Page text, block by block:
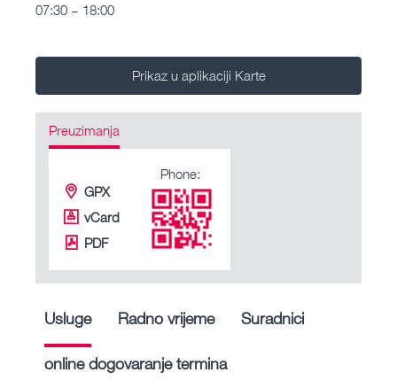
07:30 – 18:00
Prikaz u aplikaciji Karte
Preuzimanja
GPX
vCard
PDF
Phone:
Usluge Radno vrijeme Suradnici
online dogovaranje termina